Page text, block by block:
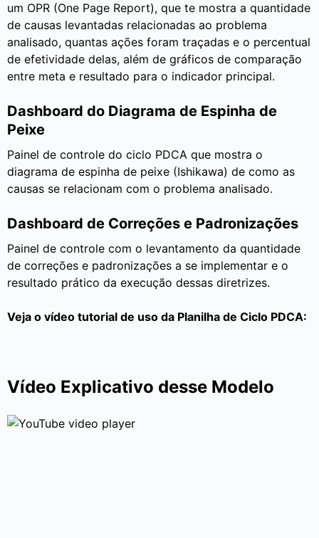
um OPR (One Page Report), que te mostra a quantidade
de causas levantadas relacionadas ao problema
analisado, quantas ações foram traçadas e o percentual
de efetividade delas, além de gráficos de comparação
entre meta e resultado para o indicador principal.
Dashboard do Diagrama de Espinha de
Peixe
Painel de controle do ciclo PDCA que mostra o
diagrama de espinha de peixe (Ishikawa) de como as
causas se relacionam com o problema analisado.
Dashboard de Correções e Padronizações
Painel de controle com o levantamento da quantidade
de correções e padronizações a se implementar e o
resultado prático da execução dessas diretrizes.
Veja o vídeo tutorial de uso da Planilha de Ciclo PDCA:
Vídeo Explicativo desse Modelo